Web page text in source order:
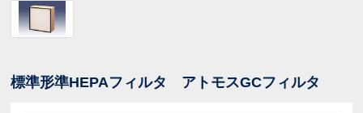
標準形準HEPAフィルタ アトモスGCフィルタ